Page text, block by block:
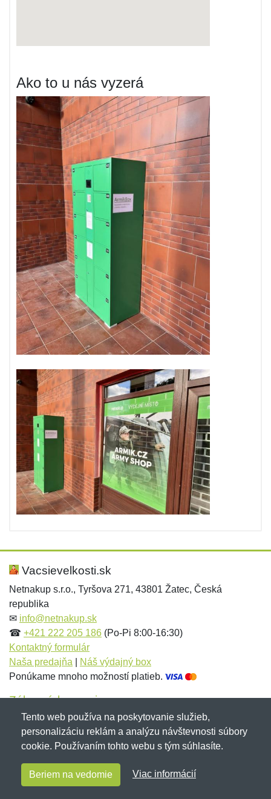
Ako to u nás vyzerá
Vacsievelkosti.sk
Netnakup s.r.o., Tyršova 271, 43801 Žatec, Česká
republika
✉ info@netnakup.sk
☎ +421 222 205 186 (Po-Pi 8:00-16:30)
Kontaktný formulár
Naša predajňa
Náš výdajný box
Ponúkame mnoho možností platieb.
Zákaznícky servis
Novinky emailom
Copyright © 2007-2026 (19 rokov s vami)Netnakup.sk
NetIQ. Všetky práva vyhradené.
Tento web používa na poskytovanie služieb,
personalizáciu reklám a analýzu návštevnosti súbory
cookie. Používaním tohto webu s tým súhlasíte.
Beriem na vedomie Viac informácií